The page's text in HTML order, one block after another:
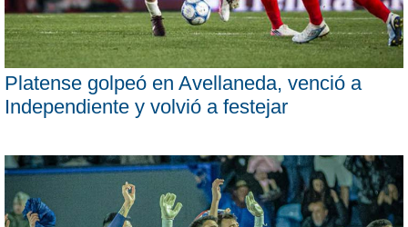
Platense golpeó en Avellaneda, venció a
Independiente y volvió a festejar